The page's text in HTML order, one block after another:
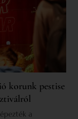
korunk pestise
a